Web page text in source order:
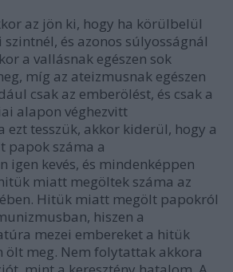
az jön ki, hogy ha körülbelül
és azonos súlyosságnál
a vallásnak egészen sok
míg az ateizmusnak egészen
csak az emberölést, és csak a
alapon véghezvitt
ezt tesszük, akkor kiderül, hogy a
papok száma a
igen kevés, és mindenképpen
miatt megöltek száma az
Hitük miatt megölt papokról
hiszen a
mezei embereket a hitük
ölt meg. Nem folytattak akkora